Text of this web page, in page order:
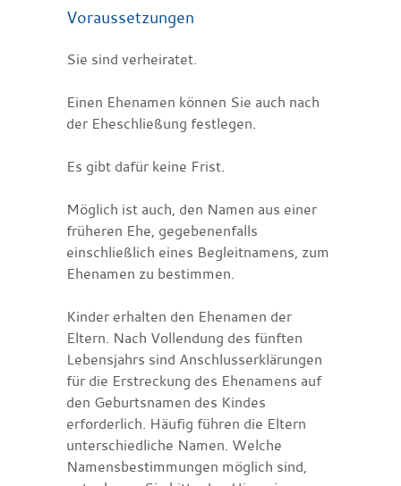
Voraussetzungen
Sie sind verheiratet.
Einen Ehenamen können Sie auch nach
der Eheschließung festlegen.
Es gibt dafür keine Frist.
Möglich ist auch, den Namen aus einer
früheren Ehe, gegebenenfalls
einschließlich eines Begleitnamens, zum
Ehenamen zu bestimmen.
Kinder erhalten den Ehenamen der
Eltern. Nach Vollendung des fünften
Lebensjahrs sind Anschlusserklärungen
für die Erstreckung des Ehenamens auf
den Geburtsnamen des Kindes
erforderlich. Häufig führen die Eltern
unterschiedliche Namen. Welche
Namensbestimmungen möglich sind,